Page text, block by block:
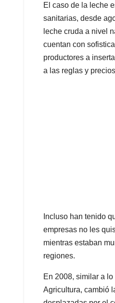
El caso de la leche
sanitarias, desde
leche cruda a nivel
cuentan con
productores a
a las reglas y
Incluso han tenido
empresas no les
mientras estaban
regiones.
En 2008, similar a
Agricultura, cambió